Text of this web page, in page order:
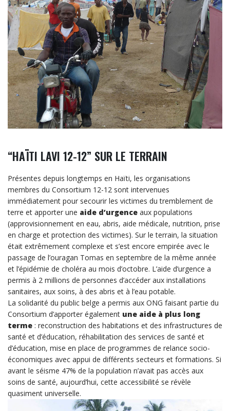
“HAÏTI LAVI 12-12” SUR LE TERRAIN
Présentes depuis longtemps en Haïti, les organisations
membres du Consortium 12-12 sont intervenues
immédiatement pour secourir les victimes du tremblement de
terre et apporter une aide d’urgence aux populations
(approvisionnement en eau, abris, aide médicale, nutrition, prise
en charge et protection des victimes). Sur le terrain, la situation
était extrêmement complexe et s’est encore empirée avec le
passage de l’ouragan Tomas en septembre de la même année
et l’épidémie de choléra au mois d’octobre. L’aide d’urgence a
permis à 2 millions de personnes d’accéder aux installations
sanitaires, aux soins, à des abris et à l’eau potable.
La solidarité du public belge a permis aux ONG faisant partie du
Consortium d’apporter également une aide à plus long
terme : reconstruction des habitations et des infrastructures de
santé et d’éducation, réhabilitation des services de santé et
d’éducation, mise en place de programmes de relance socio-
économiques avec appui de différents secteurs et formations. Si
avant le séisme 47% de la population n’avait pas accès aux
soins de santé, aujourd’hui, cette accessibilité se révèle
quasiment universelle.